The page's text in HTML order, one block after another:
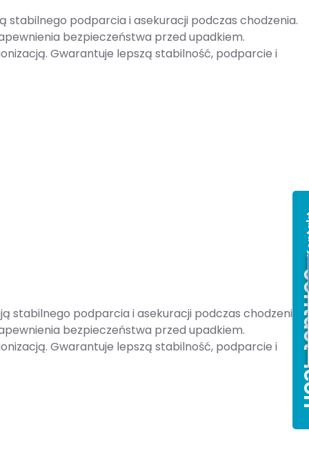
podparcia i asekuracji podczas chodzenia.
bezpieczeństwa przed upadkiem.
Gwarantuje lepszą stabilność, podparcie i
podparcia i asekuracji podczas chodzenia.
bezpieczeństwa przed upadkiem.
Gwarantuje lepszą stabilność, podparcie i